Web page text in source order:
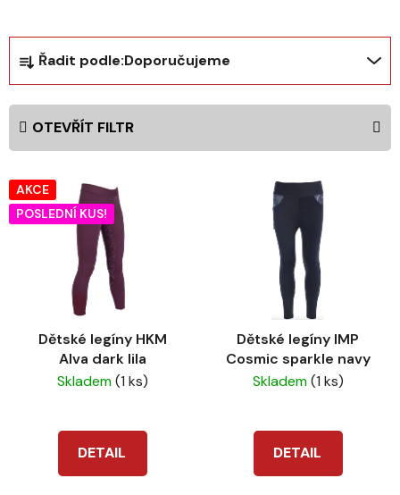
a
z
e
n
p
r
o
Řadit podle:Doporučujeme
OTEVŘÍT FILTR
V
ý
p
AKCE
POSLEDNÍ KUS!
Dětské legíny HKM
Alva dark lila
Skladem(1 ks)
DETAIL
Dětské legíny IMP
Cosmic sparkle navy
Skladem(1 ks)
DETAIL